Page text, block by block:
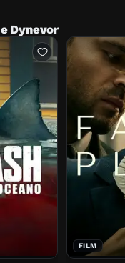
Dynevor
FILM